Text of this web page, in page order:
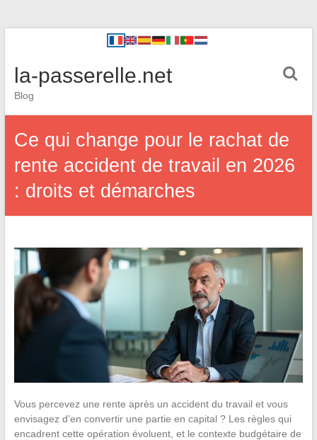
la-passerelle.net
Blog
Ce qui change pour le rachat de
rente accident de travail en 2026
: droits et démarches
Vous percevez une rente après un accident du travail et vous
envisagez d’en convertir une partie en capital ? Les règles qui
encadrent cette opération évoluent, et le contexte budgétaire de